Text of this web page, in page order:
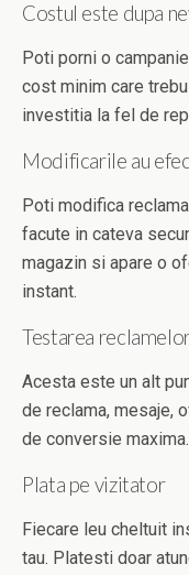
Costul este dupa
Poti porni o
cost minim care
investitia la fel de
Modificarile au
Poti modifica
facute in cateva
magazin si apare o
instant.
Testarea
Acesta este un alt
de reclama, mesaje,
de conversie maxima.
Plata pe vizitator
Fiecare leu cheltuit
tau. Platesti doar